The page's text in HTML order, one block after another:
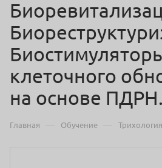
клеточного
на основе ПДРН.
Главная — Обучение — Трихология